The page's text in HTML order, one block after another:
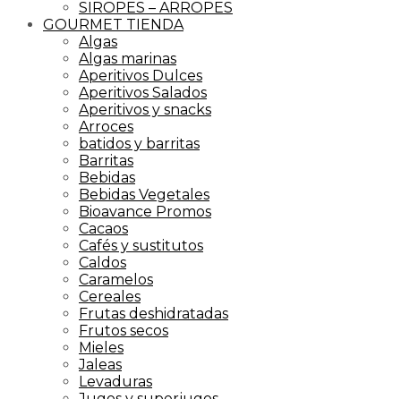
SIROPES – ARROPES
GOURMET TIENDA
Algas
Algas marinas
Aperitivos Dulces
Aperitivos Salados
Aperitivos y snacks
Arroces
batidos y barritas
Barritas
Bebidas
Bebidas Vegetales
Bioavance Promos
Cacaos
Cafés y sustitutos
Caldos
Caramelos
Cereales
Frutas deshidratadas
Frutos secos
Mieles
Jaleas
Levaduras